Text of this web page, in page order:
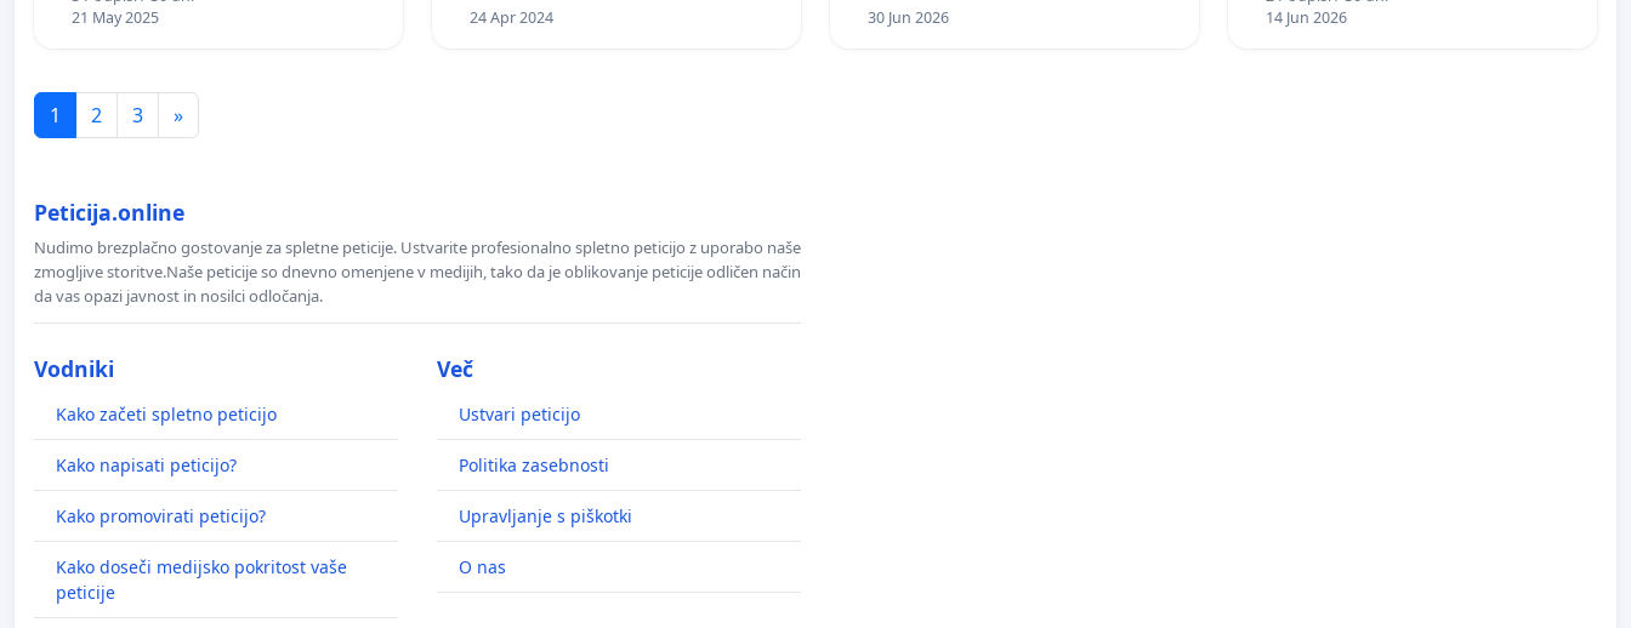
21 May 2025
24 Apr 2024 30 Jun 2026
14 Jun 2026
1 2 3 »
Peticija.online
Nudimo brezplačno gostovanje za spletne peticije. Ustvarite profesionalno spletno peticijo z uporabo naše
zmogljive storitve.Naše peticije so dnevno omenjene v medijih, tako da je oblikovanje peticije odličen način
da vas opazi javnost in nosilci odločanja.
Vodniki
Kako začeti spletno peticijo
Kako napisati peticijo?
Kako promovirati peticijo?
Kako doseči medijsko pokritost vaše
peticije
Več
Ustvari peticijo
Politika zasebnosti
Upravljanje s piškotki
O nas